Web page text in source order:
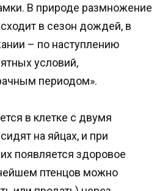
В природе размножение
в сезон дождей, в
– по наступлению
условий,
периодом».
в клетке с двумя
на яйцах, и при
появляется здоровое
птенцов можно